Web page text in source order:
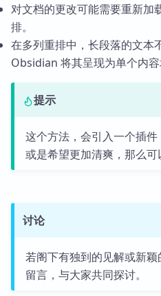
对文档的更改可能需要重新加
排。
在多列重排中，长段落的文本
Obsidian 将其呈现为单个内容
提示
这个方法，会引入一个插
或是希望更加清爽，那么
讨论
若阁下有独到的见解或新
留言，与大家共同探讨。